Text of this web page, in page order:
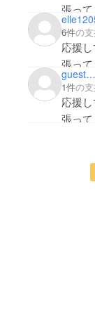
張って
6件の
応援
張って
gueste82123ce18
1件の
応援
張って